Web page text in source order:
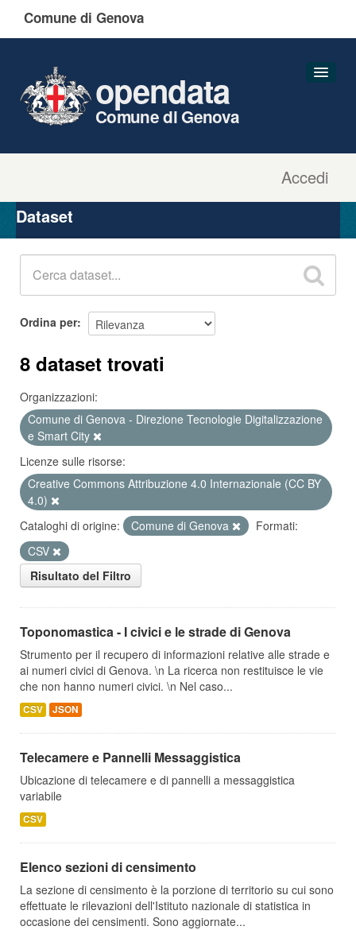
Comune di Genova
Accedi
opendata
Comune di Genova
Organizzazioni
Gruppi
Dataset
Ordina per
8 dataset trovati
Organizzazioni:
Comune di Genova - Direzione Tecnologie Digitalizzazione
e Smart City
Licenze sulle risorse:
Creative Commons Attribuzione 4.0 Internazionale (CC BY
4.0)
Cataloghi di origine:
Comune di Genova
Formati:
CSV
Risultato del Filtro
Toponomastica - I civici e le strade di Genova
Strumento per il recupero di informazioni relative alle strade e
ai numeri civici di Genova. \n La ricerca non restituisce le vie
che non hanno numeri civici. \n Nel caso...
CSV JSON
Telecamere e Pannelli Messaggistica
Ubicazione di telecamere e di pannelli a messaggistica
variabile
CSV
Elenco sezioni di censimento
La sezione di censimento è la porzione di territorio su cui sono
effettuate le rilevazioni dell'Istituto nazionale di statistica in
occasione dei censimenti. Sono aggiornate...